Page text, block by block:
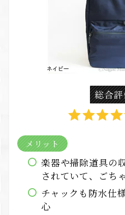
総合
メリット
楽器や掃除道具の
されていて、ごち
チャックも防水仕
心